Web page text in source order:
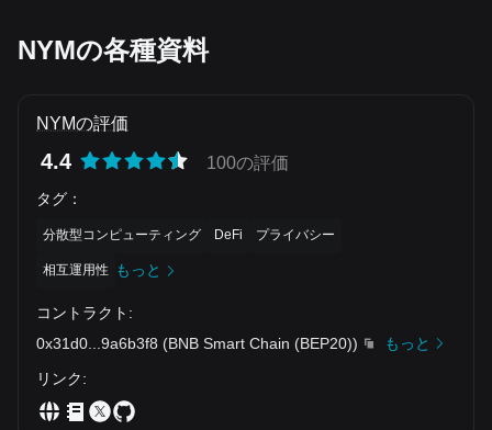
NYMの各種資料
NYMの評価
4.4 100の評価
タグ ：
分散型コンピューティング DeFi プライバシー
相互運用性 もっと
コントラクト :
0x31d0
9a6b3f8 (BNB Smart Chain (BEP20))
もっと
リンク: